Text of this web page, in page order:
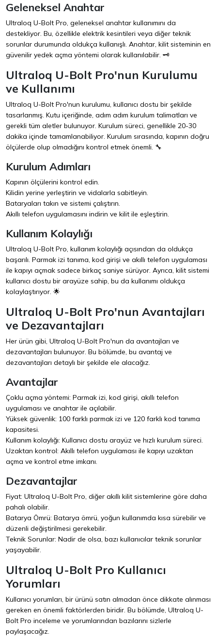
Geleneksel Anahtar
Ultraloq U-Bolt Pro, geleneksel anahtar kullanımını da
destekliyor. Bu, özellikle elektrik kesintileri veya diğer teknik
sorunlar durumunda oldukça kullanışlı. Anahtar, kilit sisteminin en
güvenilir yedek açma yöntemi olarak kullanılabilir. 🗝️
Ultraloq U-Bolt Pro'nun Kurulumu
ve Kullanımı
Ultraloq U-Bolt Pro'nun kurulumu, kullanıcı dostu bir şekilde
tasarlanmış. Kutu içeriğinde, adım adım kurulum talimatları ve
gerekli tüm aletler bulunuyor. Kurulum süreci, genellikle 20-30
dakika içinde tamamlanabiliyor. Kurulum sırasında, kapının doğru
ölçülerde olup olmadığını kontrol etmek önemli. 🔧
Kurulum Adımları
Kapının ölçülerini kontrol edin.
Kilidin yerine yerleştirin ve vidalarla sabitleyin.
Bataryaları takın ve sistemi çalıştırın.
Akıllı telefon uygulamasını indirin ve kilit ile eşleştirin.
Kullanım Kolaylığı
Ultraloq U-Bolt Pro, kullanım kolaylığı açısından da oldukça
başarılı. Parmak izi tanıma, kod girişi ve akıllı telefon uygulaması
ile kapıyı açmak sadece birkaç saniye sürüyor. Ayrıca, kilit sistemi
kullanıcı dostu bir arayüze sahip, bu da kullanımı oldukça
kolaylaştırıyor. 🌟
Ultraloq U-Bolt Pro'nun Avantajları
ve Dezavantajları
Her ürün gibi, Ultraloq U-Bolt Pro'nun da avantajları ve
dezavantajları bulunuyor. Bu bölümde, bu avantaj ve
dezavantajları detaylı bir şekilde ele alacağız.
Avantajlar
Çoklu açma yöntemi: Parmak izi, kod girişi, akıllı telefon
uygulaması ve anahtar ile açılabilir.
Yüksek güvenlik: 100 farklı parmak izi ve 120 farklı kod tanıma
kapasitesi.
Kullanım kolaylığı: Kullanıcı dostu arayüz ve hızlı kurulum süreci.
Uzaktan kontrol: Akıllı telefon uygulaması ile kapıyı uzaktan
açma ve kontrol etme imkanı.
Dezavantajlar
Fiyat: Ultraloq U-Bolt Pro, diğer akıllı kilit sistemlerine göre daha
pahalı olabilir.
Batarya Ömrü: Batarya ömrü, yoğun kullanımda kısa sürebilir ve
düzenli değiştirilmesi gerekebilir.
Teknik Sorunlar: Nadir de olsa, bazı kullanıcılar teknik sorunlar
yaşayabilir.
Ultraloq U-Bolt Pro Kullanıcı
Yorumları
Kullanıcı yorumları, bir ürünü satın almadan önce dikkate alınması
gereken en önemli faktörlerden biridir. Bu bölümde, Ultraloq U-
Bolt Pro inceleme ve yorumlarından bazılarını sizlerle
paylaşacağız.